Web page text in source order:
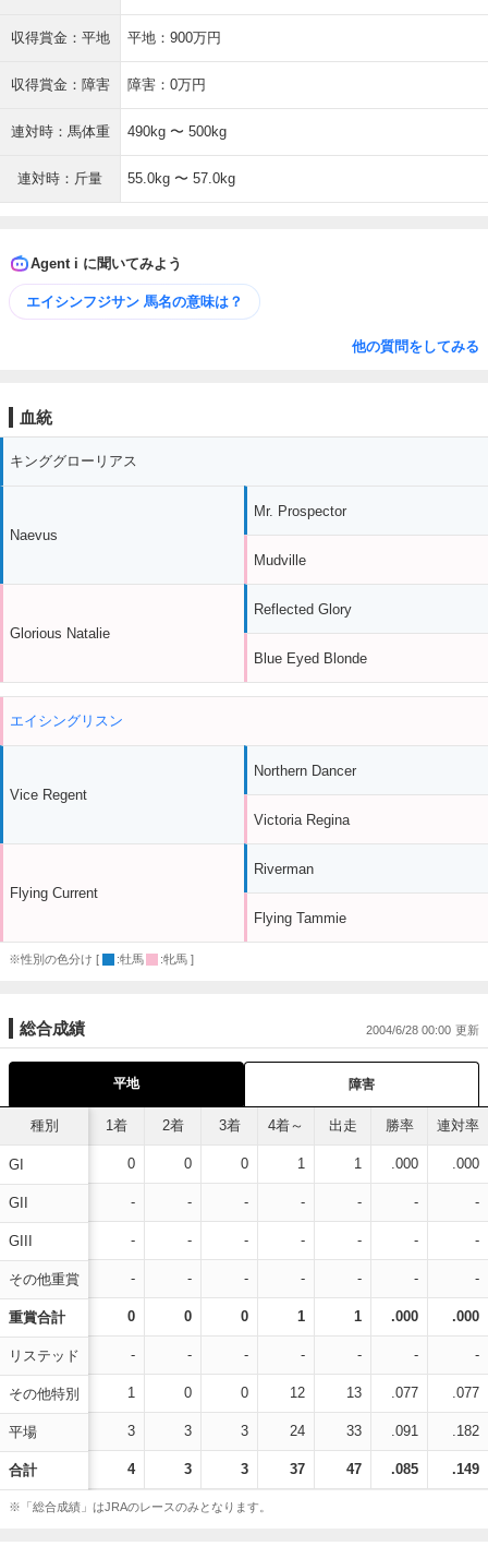
収得賞金：平地 平地：900万円
収得賞金：障害 障害：0万円
連対時：馬体重 490kg 〜 500kg
連対時：斤量 55.0kg 〜 57.0kg
Agent i に聞いてみよう
エイシンフジサン 馬名の意味は？
他の質問をしてみる
血統
キンググローリアス
Naevus
Glorious Natalie
Mr. Prospector
Mudville
Reflected Glory
Blue Eyed Blonde
エイシングリスン
Vice Regent
Flying Current
Northern Dancer
Victoria Regina
Riverman
Flying Tammie
※性別の色分け [ :牡馬 :牝馬 ]
総合成績 2004/6/28 00:00
平地 障害
種別
GI
GII
GIII
その他重賞
重賞合計
リステッド
その他特別
平場
合計
1着 2着 3着 4着～ 出走 勝率 連対率
0 0 0 1 1 .000 .000
- - - - - - -
- - - - - - -
- - - - - - -
0 0 0 1 1 .000 .000
- - - - - - -
1 0 0 12 13 .077 .077
3 3 3 24 33 .091 .182
4 3 3 37 47 .085 .149
※「総合成績」はJRAのレースのみとなります。